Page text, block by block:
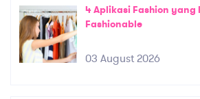
4 Aplikasi Fashion yang
Fashionable
03 August 2026